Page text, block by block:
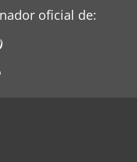
oficial de: